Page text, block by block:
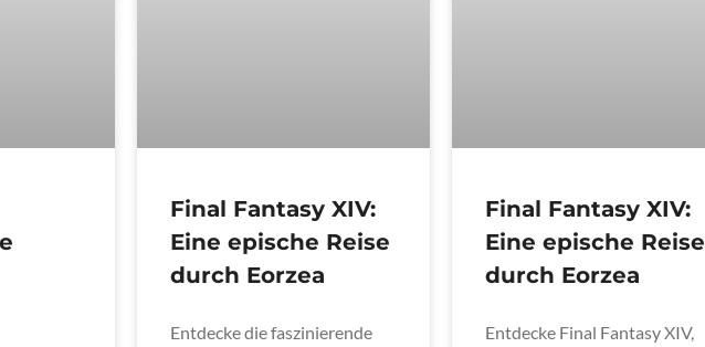
Final Fantasy XIV:
Eine epische Reise
durch Eorzea
Entdecke die faszinierende
Final Fantasy XIV:
Eine epische Reise
durch Eorzea
Entdecke Final Fantasy XIV,